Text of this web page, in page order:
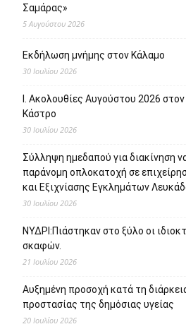
Σαμάρας»
5 Αυγούστου 2026
Εκδήλωση μνήμης στον Κάλαμο
30 Ιουλίου 2026
Ι. Ακολουθίες Αυγούστου 2026
Κάστρο
30 Ιουλίου 2026
Σύλληψη ημεδαπού για διακίνηση
παράνομη οπλοκατοχή σε
και Εξιχνίασης Εγκλημάτων
30 Ιουλίου 2026
ΝΥΔΡΙ:Πιάστηκαν στο ξύλο οι
σκαφών.
21 Ιουλίου 2026
Αυξημένη προσοχή κατά τη
προστασίας της δημόσιας υγείας
20 Ιουλίου 2026